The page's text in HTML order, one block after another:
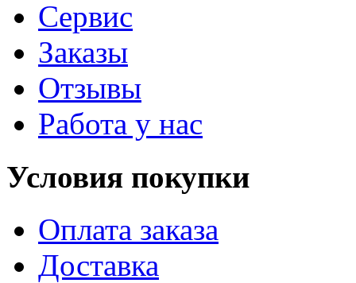
Сервис
Заказы
Отзывы
Работа у нас
Условия покупки
Оплата заказа
Доставка